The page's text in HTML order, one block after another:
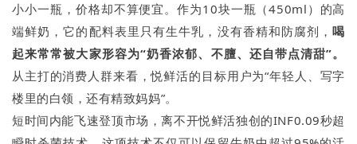
小小一瓶，价格却不算便宜。作为10块一瓶（450ml）的高
端鲜奶，它的配料表里只有生牛乳，没有香精和防腐剂，喝
起来常常被大家形容为“奶香浓郁、不膻、还自带点清甜”。
从主打的消费人群来看，悦鲜活的目标用户为“年轻人、写字
楼里的白领，还有精致妈妈”。
短时间内能飞速登顶市场，离不开悦鲜活独创的INF0.09秒超